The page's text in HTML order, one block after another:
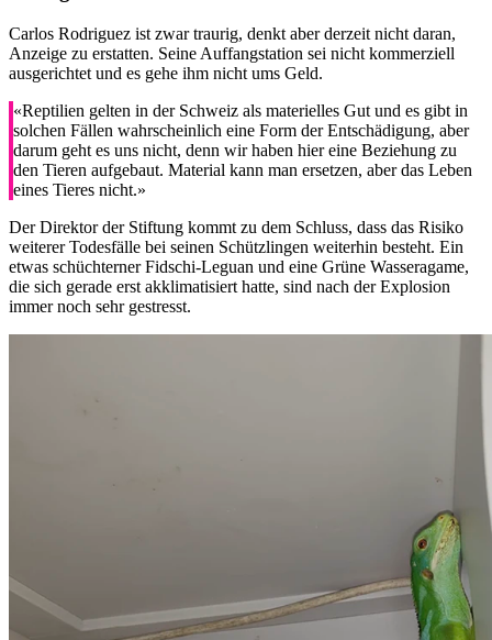
Carlos Rodriguez ist zwar traurig, denkt aber derzeit nicht daran,
Anzeige zu erstatten. Seine Auffangstation sei nicht kommerziell
ausgerichtet und es gehe ihm nicht ums Geld.
«Reptilien gelten in der Schweiz als materielles Gut und es gibt in
solchen Fällen wahrscheinlich eine Form der Entschädigung, aber
darum geht es uns nicht, denn wir haben hier eine Beziehung zu
den Tieren aufgebaut. Material kann man ersetzen, aber das Leben
eines Tieres nicht.»
Der Direktor der Stiftung kommt zu dem Schluss, dass das Risiko
weiterer Todesfälle bei seinen Schützlingen weiterhin besteht. Ein
etwas schüchterner Fidschi-Leguan und eine Grüne Wasseragame,
die sich gerade erst akklimatisiert hatte, sind nach der Explosion
immer noch sehr gestresst.